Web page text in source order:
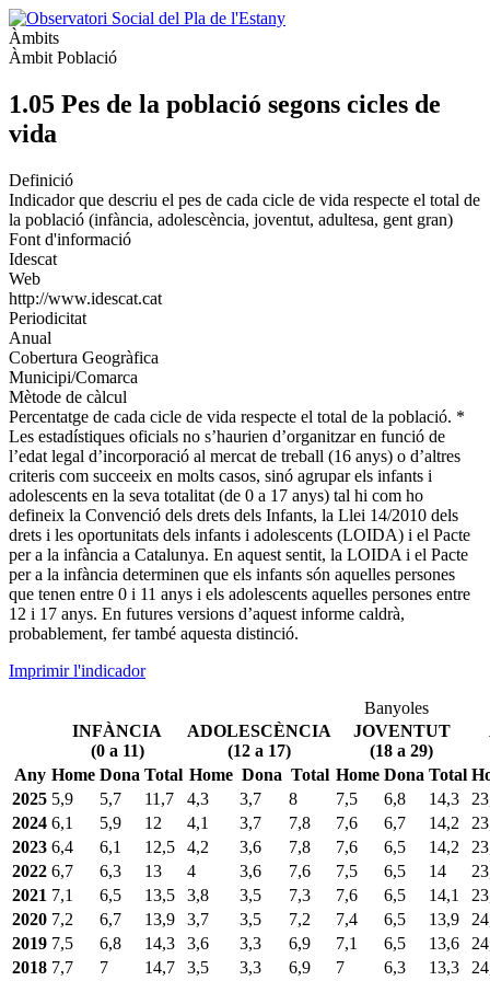
Àmbits
Àmbit Població
1.05 Pes de la població segons cicles de
vida
Definició
Indicador que descriu el pes de cada cicle de vida respecte el total de
la població (infància, adolescència, joventut, adultesa, gent gran)
Font d'informació
Idescat
Web
http://www.idescat.cat
Periodicitat
Anual
Cobertura Geogràfica
Municipi/Comarca
Mètode de càlcul
Percentatge de cada cicle de vida respecte el total de la població. *
Les estadístiques oficials no s’haurien d’organitzar en funció de
l’edat legal d’incorporació al mercat de treball (16 anys) o d’altres
criteris com succeeix en molts casos, sinó agrupar els infants i
adolescents en la seva totalitat (de 0 a 17 anys) tal hi com ho
defineix la Convenció dels drets dels Infants, la Llei 14/2010 dels
drets i les oportunitats dels infants i adolescents (LOIDA) i el Pacte
per a la infància a Catalunya. En aquest sentit, la LOIDA i el Pacte
per a la infància determinen que els infants són aquelles persones
que tenen entre 0 i 11 anys i els adolescents aquelles persones entre
12 i 17 anys. En futures versions d’aquest informe caldrà,
probablement, fer també aquesta distinció.
Imprimir l'indicador
Banyoles
INFÀNCIA
(0 a 11)
ADOLESCÈNCIA
(12 a 17)
JOVENTUT
(18 a 29)
Any Home Dona Total Home Dona Total Home Dona Total
2025 5,9 5,7 11,7 4,3 3,7 8 7,5 6,8 14,3
2024 6,1 5,9 12 4,1 3,7 7,8 7,6 6,7 14,2
2023 6,4 6,1 12,5 4,2 3,6 7,8 7,6 6,5 14,2
2022 6,7 6,3 13 4 3,6 7,6 7,5 6,5 14
2021 7,1 6,5 13,5 3,8 3,5 7,3 7,6 6,5 14,1
2020 7,2 6,7 13,9 3,7 3,5 7,2 7,4 6,5 13,9
2019 7,5 6,8 14,3 3,6 3,3 6,9 7,1 6,5 13,6
2018 7,7 7 14,7 3,5 3,3 6,9 7 6,3 13,3